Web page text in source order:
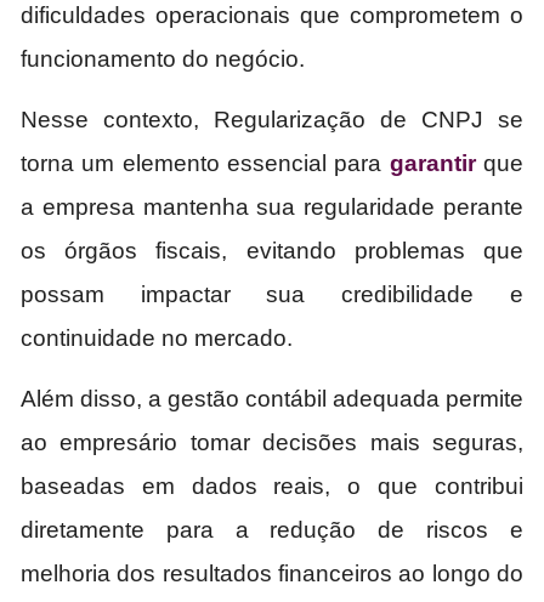
dificuldades operacionais que comprometem o
funcionamento do negócio.
Nesse contexto, Regularização de CNPJ se
torna um elemento essencial para garantirque
a empresa mantenha sua regularidade perante
os órgãos fiscais, evitando problemas que
possam impactar sua credibilidade e
continuidade no mercado.
Além disso, a gestão contábil adequada permite
ao empresário tomar decisões mais seguras,
baseadas em dados reais, o que contribui
diretamente para a redução de riscos e
melhoria dos resultados financeiros ao longo do